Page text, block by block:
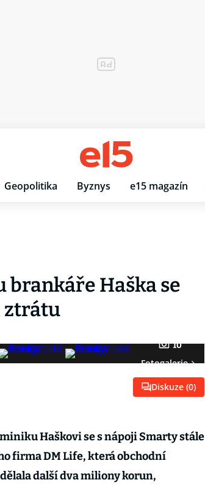
Geopolitika Byznys e15 magazín
brankáře Haška se
ztrátu
10
Fotogalerie
Diskuze (0)
Haškovi se s nápoji Smarty stále
firma DM Life, která obchodní
další dva miliony korun,